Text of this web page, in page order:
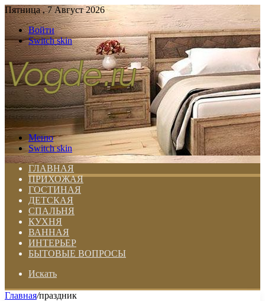
Пятница , 7 Август 2026
Войти
Switch skin
Меню
Switch skin
ГЛАВНАЯ
ПРИХОЖАЯ
ГОСТИНАЯ
ДЕТСКАЯ
СПАЛЬНЯ
КУХНЯ
ВАННАЯ
ИНТЕРЬЕР
БЫТОВЫЕ ВОПРОСЫ
Искать
Главная/праздник